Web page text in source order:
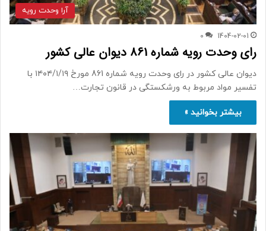
آرا وحدت رویه
1404-02-01
0
رای وحدت رویه شماره 861 دیوان عالی کشور
دیوان عالی کشور در رای وحدت رویه شماره 861 مورخ ۱۴۰۴/۱/۱۹ با
تفسیر مواد مربوط به ورشکستگی در قانون تجارت…
بیشتر بخوانید »